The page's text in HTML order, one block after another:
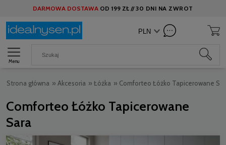
DARMOWA DOSTAWA OD 199 ZŁ //30 DNI NA ZWROT
Menu
Strona główna » Akcesoria » Łóżka » Comforteo Łóżko Tapicerowane
Comforteo Łóżko Tapicerowane
Sara